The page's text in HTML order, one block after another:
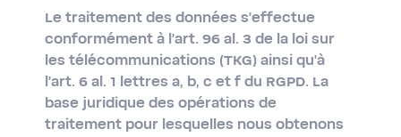
Le traitement des données s'effectue
conformément à l'art. 96 al. 3 de la loi sur
les télécommunications (TKG) ainsi qu'à
l'art. 6 al. 1 lettres a, b, c et f du RGPD. La
base juridique des opérations de
traitement pour lesquelles nous obtenons